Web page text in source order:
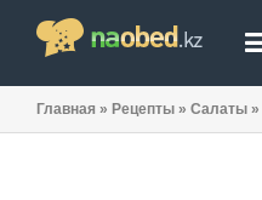
Главная » Рецепты » Салаты »